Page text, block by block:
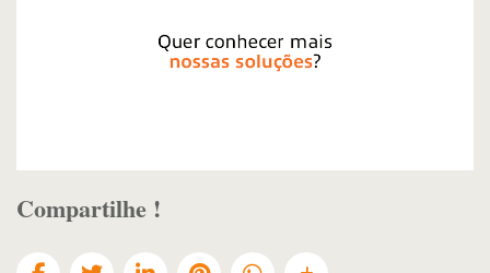
Compartilhe !